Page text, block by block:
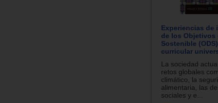
Experiencias de
de los Objetivos
Sostenible
curricular
La sociedad
retos globales
climático, la
alimentaria, las
sociales y e...